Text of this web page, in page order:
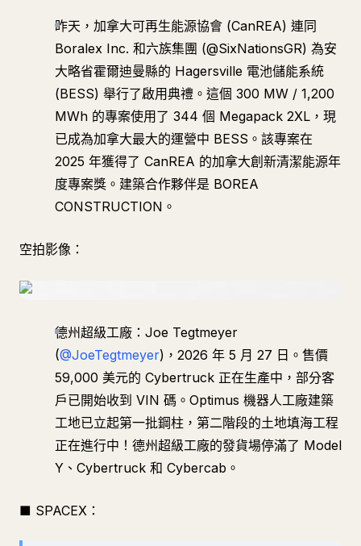
昨天，加拿大可再生能源協會 (CanREA) 連同
Boralex Inc. 和六族集團 (@SixNationsGR) 為安
大略省霍爾迪曼縣的 Hagersville 電池儲能系統
(BESS) 舉行了啟用典禮。這個 300 MW / 1,200
MWh 的專案使用了 344 個 Megapack 2XL，現
已成為加拿大最大的運營中 BESS。該專案在
2025 年獲得了 CanREA 的加拿大創新清潔能源年
度專案獎。建築合作夥伴是 BOREA
CONSTRUCTION。
空拍影像：
德州超級工廠：Joe Tegtmeyer
(@JoeTegtmeyer)，2026 年 5 月 27 日。售價
59,000 美元的 Cybertruck 正在生產中，部分客
戶已開始收到 VIN 碼。Optimus 機器人工廠建築
工地已立起第一批鋼柱，第二階段的土地填海工程
正在進行中！德州超級工廠的發貨場停滿了 Model
Y、Cybertruck 和 Cybercab。
■ SPACEX：